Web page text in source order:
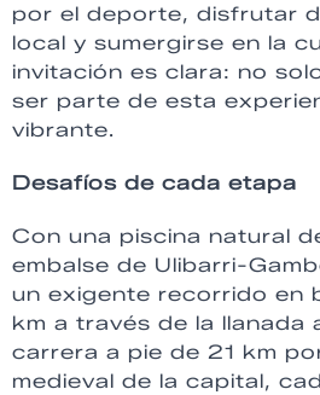
por el deporte, disfrutar
local y sumergirse en la
invitación es clara: no
ser parte de esta
vibrante.
Desafíos de cada etapa
Con una piscina natural
embalse de Ulibarri-
un exigente recorrido en
km a través de la llanada
carrera a pie de 21 km
medieval de la capital,